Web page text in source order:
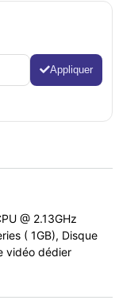
Appliquer
@ 2.13GHz
( 1GB), Disque
vidéo dédier